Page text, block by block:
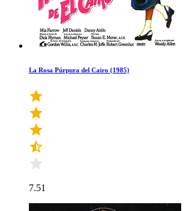
La Rosa Púrpura del Cairo (1985)
7.51